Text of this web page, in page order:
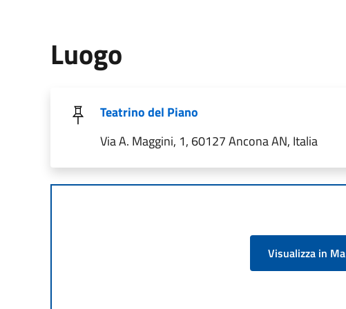
Luogo
Teatrino del Piano
Via A. Maggini, 1, 60127 Ancona AN, Italia
Visualizza in